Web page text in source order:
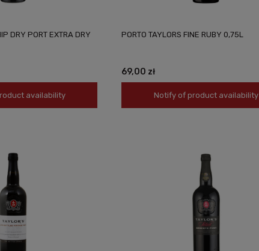
DRY PORT EXTRA DRY
availability
PORTO TAYLORS FINE RUBY 0,75L
69,00 zł
Notify of product availability